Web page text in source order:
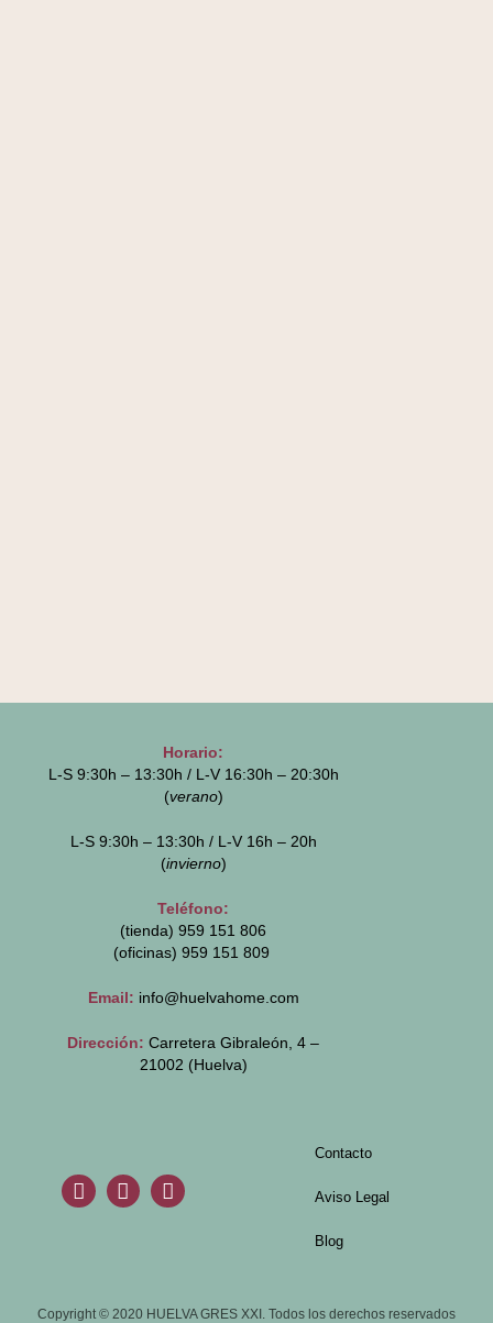
Horario:
L-S 9:30h – 13:30h / L-V 16:30h – 20:30h
(verano)
L-S 9:30h – 13:30h / L-V 16h – 20h
(invierno)
Teléfono:
(tienda) 959 151 806
(oficinas) 959 151 809
Email: info@huelvahome.com
Dirección: Carretera Gibraleón, 4 –
21002 (Huelva)
Contacto
Aviso Legal
Blog
Copyright © 2020 HUELVA GRES XXI. Todos los derechos reservados